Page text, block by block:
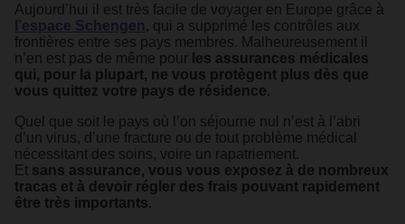
Aujourd’hui il est très facile de voyager en Europe grâce à
l’espace Schengen , qui a supprimé les contrôles aux
frontières entre ses pays membres. Malheureusement il
n’en est pas de même pour les assurances médicales
qui, pour la plupart, ne vous protègent plus dès que
vous quittez votre pays de résidence.
Quel que soit le pays où l’on séjourne nul n’est à l’abri
d’un virus, d’une fracture ou de tout problème médical
nécessitant des soins, voire un rapatriement.
Et sans assurance, vous vous exposez à de nombreux
tracas et à devoir régler des frais pouvant rapidement
être très importants.